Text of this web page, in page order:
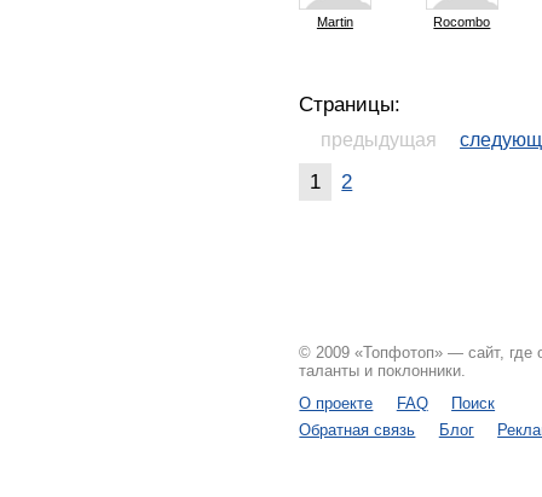
Martin Rocombo
Страницы:
предыдущая
1 2
© 2009 «Топфотоп» — сайт, где
таланты и поклонники.
О проекте
FAQ
Поиск
Обратная связь
Блог